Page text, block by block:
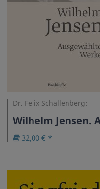
Dr. Felix Schallenberg:
Wilhelm Jensen.
32,00 € *